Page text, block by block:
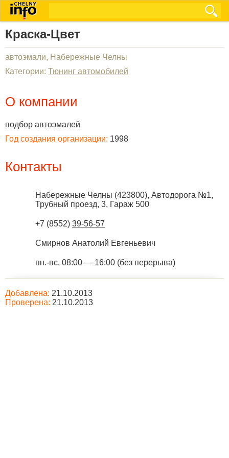
Краска-Цвет
автоэмали, Набережные Челны
Категории: Тюнинг автомобилей
О компании
подбор автоэмалей
Год создания организации: 1998
Контакты
Набережные Челны (423800), Автодорога №1,
Трубный проезд, 3, Гараж 500
+7 (8552) 39-56-57
Смирнов Анатолий Евгеньевич
пн.-вс. 08:00 — 16:00 (без перерыва)
Добавлена: 21.10.2013
Проверена: 21.10.2013